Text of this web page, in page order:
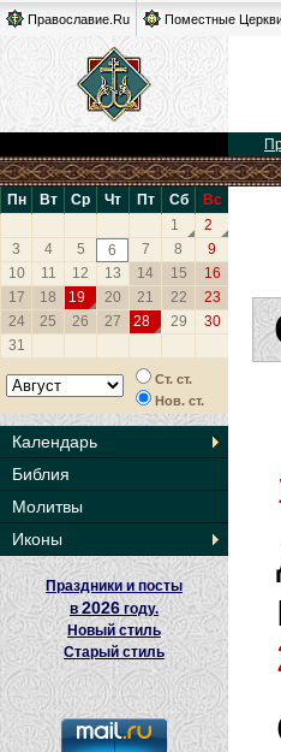
Православие.Ru Поместные
Пн Вт Ср Чт Пт Сб
Вс
1
2
3
4 5 6 7 8
9
10
11 12 13 14 15
16
17
18 19 20 21 22
23
24
25 26 27 28 29
30
31
Ст. ст.
Нов. ст.
Календарь
Библия
Молитвы
Иконы
Праздники и посты
в2026 году.
Новый стиль
Старый стиль